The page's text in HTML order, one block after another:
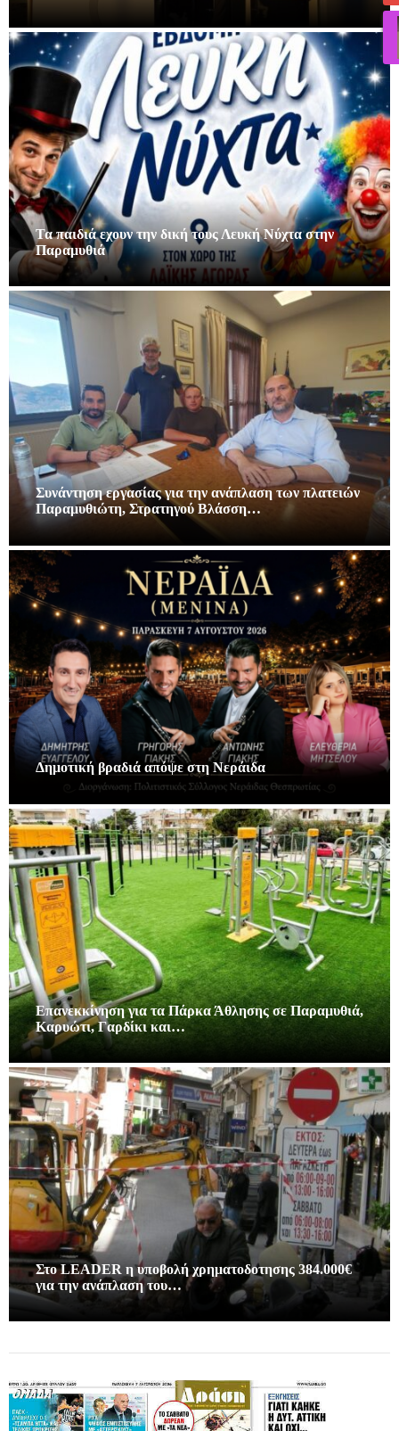
Τα παιδιά εχουν την δική τους Λευκή Νύχτα στην
Παραμυθιά
Συνάντηση εργασίας για την ανάπλαση των πλατειών
Παραμυθιώτη, Στρατηγού Βλάσση…
Δημοτική βραδιά απόψε στη Νεράιδα
Επανεκκίνηση για τα Πάρκα Άθλησης σε Παραμυθιά,
Καρυώτι, Γαρδίκι και…
Στο LEADER η υποβολή χρηματοδοτησης 384.000€
για την ανάπλαση του…